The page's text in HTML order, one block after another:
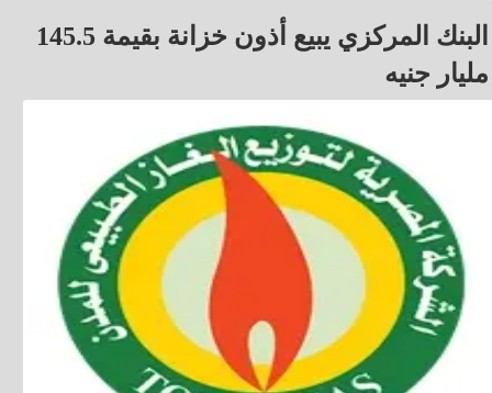
البنك المركزي يبيع أذون خزانة بقيمة 145.5
مليار جنيه